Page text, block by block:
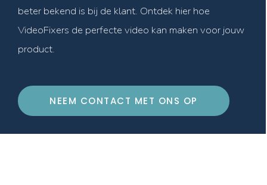
beter bekend is bij de klant. Ontdek hier hoe
VideoFixers de perfecte video kan maken voor jouw
product.
NEEM CONTACT MET ONS OP